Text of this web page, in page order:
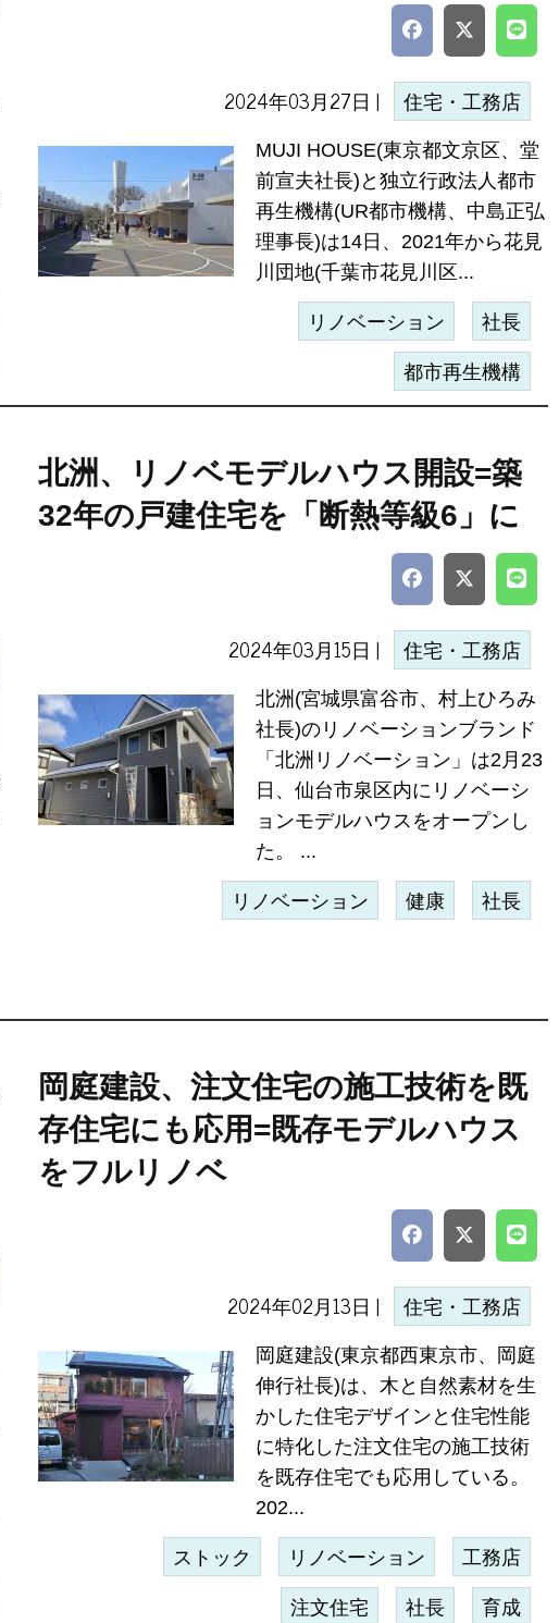
2024年03月27日 | 住宅・工務店
MUJI HOUSE(東京都文京区、堂
前宣夫社長)と独立行政法人都市
再生機構(UR都市機構、中島正弘
理事長)は14日、2021年から花見
川団地(千葉市花見川区...
リノベーション 社長
都市再生機構
北洲、リノベモデルハウス開設=築
32年の戸建住宅を「断熱等級6」に
2024年03月15日 | 住宅・工務店
北洲(宮城県富谷市、村上ひろみ
社長)のリノベーションブランド
「北洲リノベーション」は2月23
日、仙台市泉区内にリノベーシ
ョンモデルハウスをオープンし
た。 ...
リノベーション 健康 社長
岡庭建設、注文住宅の施工技術を既
存住宅にも応用=既存モデルハウス
をフルリノベ
2024年02月13日 | 住宅・工務店
岡庭建設(東京都西東京市、岡庭
伸行社長)は、木と自然素材を生
かした住宅デザインと住宅性能
に特化した注文住宅の施工技術
を既存住宅でも応用している。
202...
ストック リノベーション 工務店
注文住宅 社長 育成